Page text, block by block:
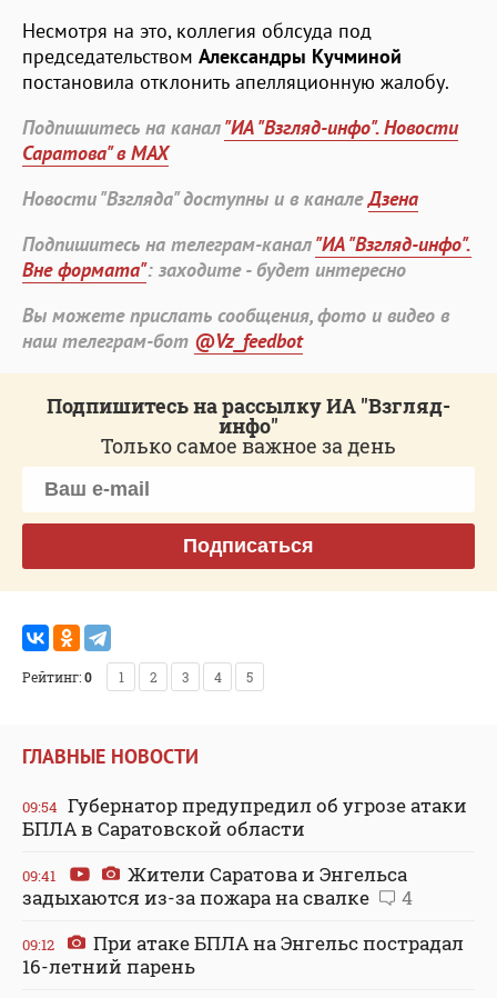
Несмотря на это, коллегия облсуда под
председательством Александры Кучминой
постановила отклонить апелляционную жалобу.
Подпишитесь на канал"ИА "Взгляд-инфо". Новости
Саратова" в MAX
Новости "Взгляда" доступны и в каналеДзена
Подпишитесь на телеграм-канал"ИА "Взгляд-инфо".
Вне формата": заходите - будет интересно
Вы можете прислать сообщения, фото и видео в
наш телеграм-бот @Vz_feedbot
Подпишитесь на рассылку ИА "Взгляд-
инфо"
Только самое важное за день
Подписаться
Рейтинг:0 1 2 3 4 5
ГЛАВНЫЕ НОВОСТИ
09:54 Губернатор предупредил об угрозе атаки
БПЛА в Саратовской области
09:41
Жители Саратова и Энгельса
задыхаются из-за пожара на свалке
4
09:12
При атаке БПЛА на Энгельс пострадал
16-летний парень